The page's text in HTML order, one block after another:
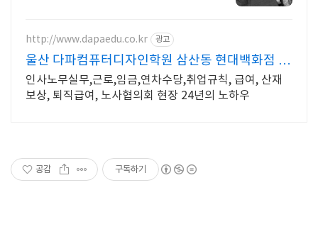
http://www.dapaedu.co.kr 광고
울산 다파컴퓨터디자인학원 삼산동 현대백화점 맞
은편
인사노무실무,근로,임금,연차수당,취업규칙, 급여, 산재
보상, 퇴직급여, 노사협의회 현장 24년의 노하우
공감 구독하기